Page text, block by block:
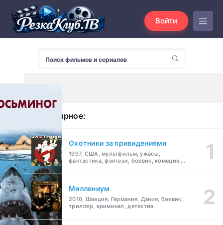
Войти
Популярное:
Охотники за привидениями
1997, США, мультфильм, ужасы,
фантастика, фэнтези, боевик, комедия,
Миллениум
2010, Швеция, Германия, Дания, боевик,
триллер, криминал, детектив